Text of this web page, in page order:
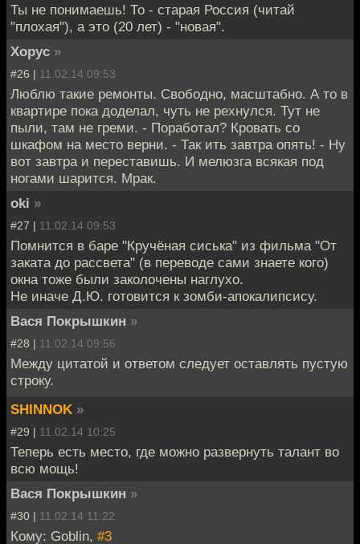
Ты не понимаешь! То - старая Россия (читай
"плохая"), а это (20 лет) - "новая".
Xopyc »
#26 | 11.02.14 09:53
Люблю такие ремонты. Свободно, масштабно. А то в
квартире пока доделал, чуть не рехнулся. Тут не
пыли, там не греми. - Поработал? Кровать со
шкафом на место верни. - Так ить завтра опять! - Ну
вот завтра и переставишь. И мелюзга всякая под
ногами шарится. Мрак.
oki »
#27 | 11.02.14 09:53
Помнится в баре "Кручёная сиська" из фильма "От
заката до рассвета" (в переводе сами знаете кого)
окна тоже были заколочены наглухо.
Не иначе Д.Ю. готовится к зомби-апокалипсису.
Вася Покрышкин »
#28 | 11.02.14 09:56
Между цитатой и ответом следует оставлять пустую
строку.
SHINNOK »
#29 | 11.02.14 10:25
Теперь есть место, где можно развернуть талант во
всю мощь!
Вася Покрышкин »
#30 | 11.02.14 11:22
Кому: Goblin, #3